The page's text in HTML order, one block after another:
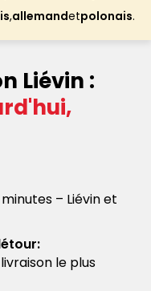
,allemandetpolonais.
Liévin :
– Liévin et
le plus